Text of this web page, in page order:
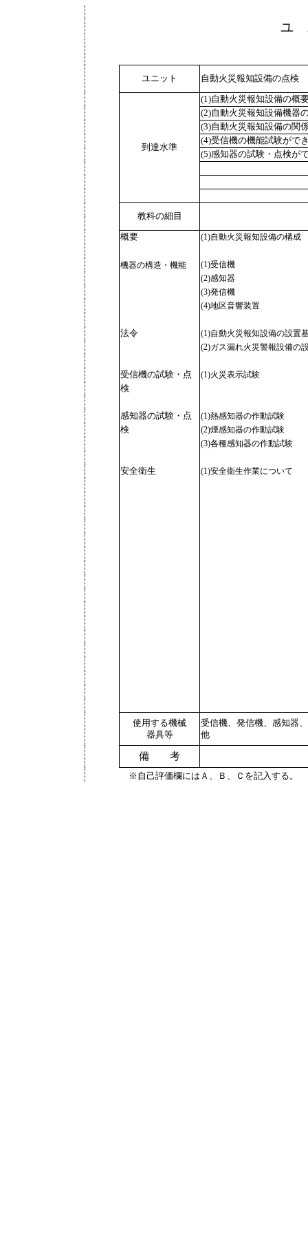
ユ
ユニット 自動火災報知設備の点検
到達水準
(1)自動火災報知設備の概
(2)自動火災報知設備機器
(3)自動火災報知設備の関
(4)受信機の機能試験がで
(5)感知器の試験・点検が
教科の細目
概要 (1)自動火災報知設備の構成
機器の構造・機能
(1)受信機
(2)感知器
(3)発信機
(4)地区音響装置
法令
(1)自動火災報知設備の設置
(2)ガス漏れ火災警報設備の
受信機の試験・点
(1)火災表示試験
検
感知器の試験・点 (1)熱感知器の作動試験
検
(2)煙感知器の作動試験
(3)各種感知器の作動試験
安全衛生 (1)安全衛生作業について
使用する機械
器具等
受信機、発信機、感知器
他
備 考
※自己評価欄にはＡ、Ｂ、Ｃを記入する。